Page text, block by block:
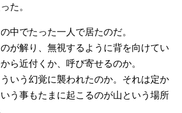
た。
中でたった一人で居たのだ。
が解り、無視するように背を向けてい
ら近付くか、呼び寄せるのか。
いう幻覚に襲われたのか。それは定か
う事もたまに起こるのが山という場所